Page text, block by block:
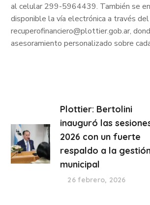
al celular 299-5964439. También se
disponible la vía electrónica a través
recuperofinanciero@plottier.gob.ar,
asesoramiento personalizado sobre
Plottier: Bertolini
inauguró las
2026 con un fuerte
respaldo a la
municipal
26 febrero, 2026